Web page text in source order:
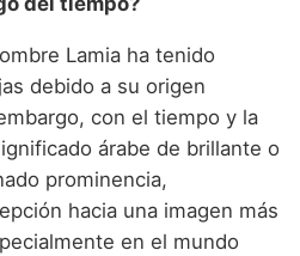
Lamia ha tenido
debido a su origen
con el tiempo y la
árabe de brillante o
prominencia,
hacia una imagen más
en el mundo